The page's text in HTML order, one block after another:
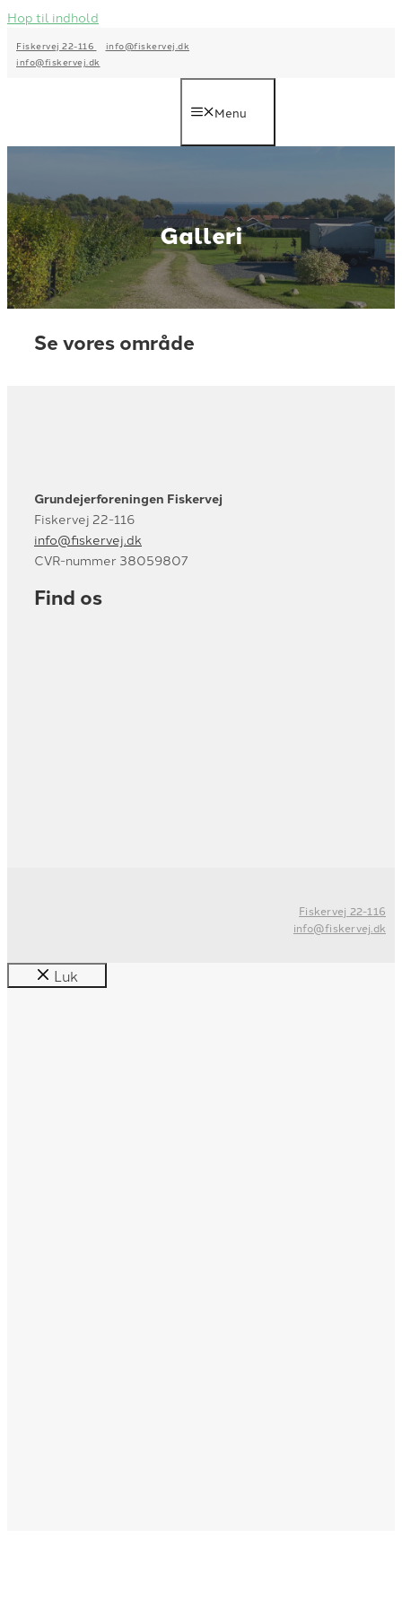
Hop til indhold
Fiskervej 22-116
info@fiskervej.dk
info@fiskervej.dk
Menu
Galleri
Se vores område
Grundejerforeningen Fiskervej
Fiskervej 22-116
info@fiskervej.dk
CVR-nummer 38059807
Find os
Fiskervej 22-116
info@fiskervej.dk
Luk